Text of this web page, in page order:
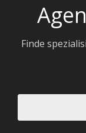
Finde